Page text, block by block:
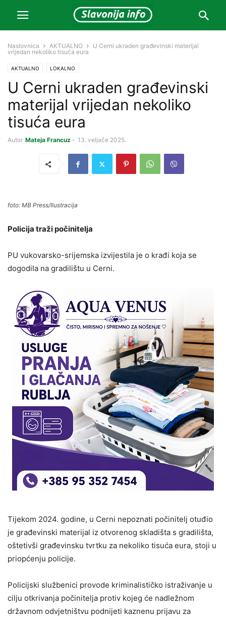
Naslovnica AKTUALNO
U Cerni ukraden građevinski materijal
vrijedan nekoliko tisuća eura
AKTUALNO LOKALNO
U Cerni ukraden građevinski
materijal vrijedan nekoliko
tisuća eura
Autor Mateja Francuz - 13. veljače 2025.
foto: MB Press/Ilustracija
Policija traži počinitelja
PU vukovarsko-srijemska izvijestila je o krađi koja se
dogodila na gradilištu u Cerni.
Tijekom 2024. godine, u Cerni nepoznati počinitelj otuđio
je građevinski materijal iz otvorenog skladišta s gradilišta,
oštetivši građevinsku tvrtku za nekoliko tisuća eura, stoji u
priopćenju policije.
Policijski službenici provode kriminalističko istraživanje u
cilju otkrivanja počinitelja protiv kojeg će nadležnom
državnom odvjetništvu podnijeti kaznenu prijavu za